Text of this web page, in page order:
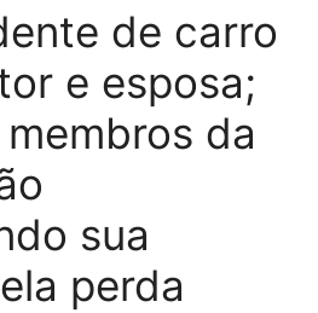
de carro
e esposa;
da
sua
perda